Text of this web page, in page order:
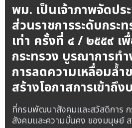
พม. เป็นเจ้าภาพจัดป
ส่วนราชการระดับกระ
เท่า ครั้งที่ ๔ / ๒๕๕๙ เ
กระทรวง บูรณาการท
การลดความเหลื่อมล้
สร้างโอกาสการเข้าถึ
ที่กรมพัฒนาสังคมและสวัสดิการ
สังคมและความมั่นคง ของมนุษย์